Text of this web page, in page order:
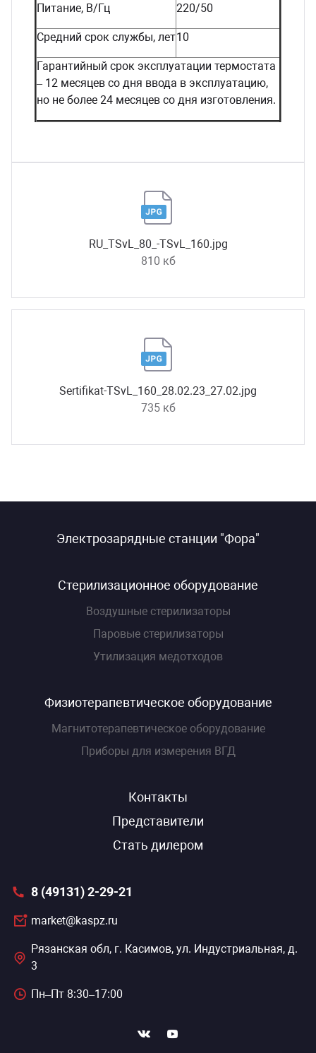
Питание, В/Гц 220/50
Средний срок службы, лет10
Гарантийный срок эксплуатации термостата
– 12 месяцев со дня ввода в эксплуатацию,
но не более 24 месяцев со дня изготовления.
RU_TSvL_80_-TSvL_160.jpg
810 кб
Sertifikat-TSvL_160_28.02.23_27.02.jpg
735 кб
Электрозарядные станции "Фора"
Стерилизационное оборудование
Воздушные стерилизаторы
Паровые стерилизаторы
Утилизация медотходов
Физиотерапевтическое оборудование
Магнитотерапевтическое оборудование
Приборы для измерения ВГД
Контакты
Представители
Стать дилером
8 (49131) 2-29-21
market@kaspz.ru
Рязанская обл, г. Касимов, ул. Индустриальная, д.
3
Пн–Пт 8:30–17:00